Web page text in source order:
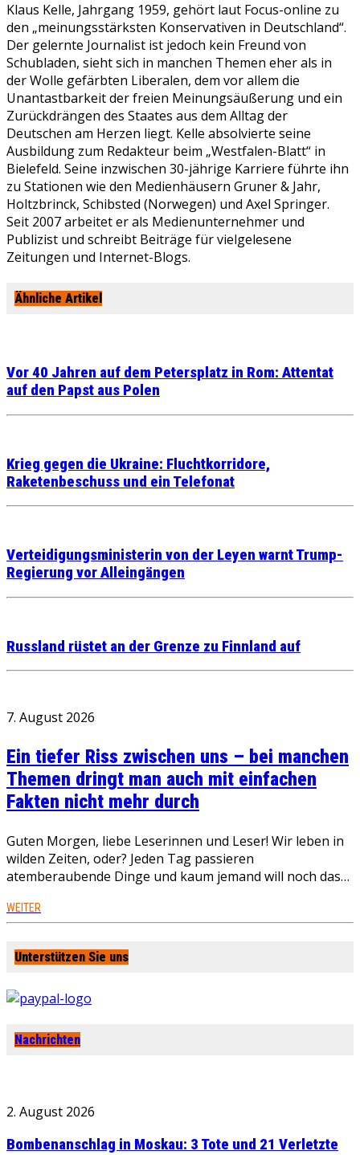
Klaus Kelle, Jahrgang 1959, gehört laut Focus-online zu
den „meinungsstärksten Konservativen in Deutschland“.
Der gelernte Journalist ist jedoch kein Freund von
Schubladen, sieht sich in manchen Themen eher als in
der Wolle gefärbten Liberalen, dem vor allem die
Unantastbarkeit der freien Meinungsäußerung und ein
Zurückdrängen des Staates aus dem Alltag der
Deutschen am Herzen liegt. Kelle absolvierte seine
Ausbildung zum Redakteur beim „Westfalen-Blatt“ in
Bielefeld. Seine inzwischen 30-jährige Karriere führte ihn
zu Stationen wie den Medienhäusern Gruner & Jahr,
Holtzbrinck, Schibsted (Norwegen) und Axel Springer.
Seit 2007 arbeitet er als Medienunternehmer und
Publizist und schreibt Beiträge für vielgelesene
Zeitungen und Internet-Blogs.
Ähnliche Artikel
Vor 40 Jahren auf dem Petersplatz in Rom: Attentat
auf den Papst aus Polen
Krieg gegen die Ukraine: Fluchtkorridore,
Raketenbeschuss und ein Telefonat
Verteidigungsministerin von der Leyen warnt Trump-
Regierung vor Alleingängen
Russland rüstet an der Grenze zu Finnland auf
7. August 2026
Ein tiefer Riss zwischen uns – bei manchen
Themen dringt man auch mit einfachen
Fakten nicht mehr durch
Guten Morgen, liebe Leserinnen und Leser! Wir leben in
wilden Zeiten, oder? Jeden Tag passieren
atemberaubende Dinge und kaum jemand will noch das…
WEITER
Unterstützen Sie uns
Nachrichten
2. August 2026
Bombenanschlag in Moskau: 3 Tote und 21 Verletzte